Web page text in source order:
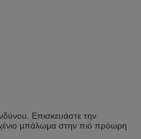
Επισκευάστε την
μπάλωμα στην πιό πρόωρη